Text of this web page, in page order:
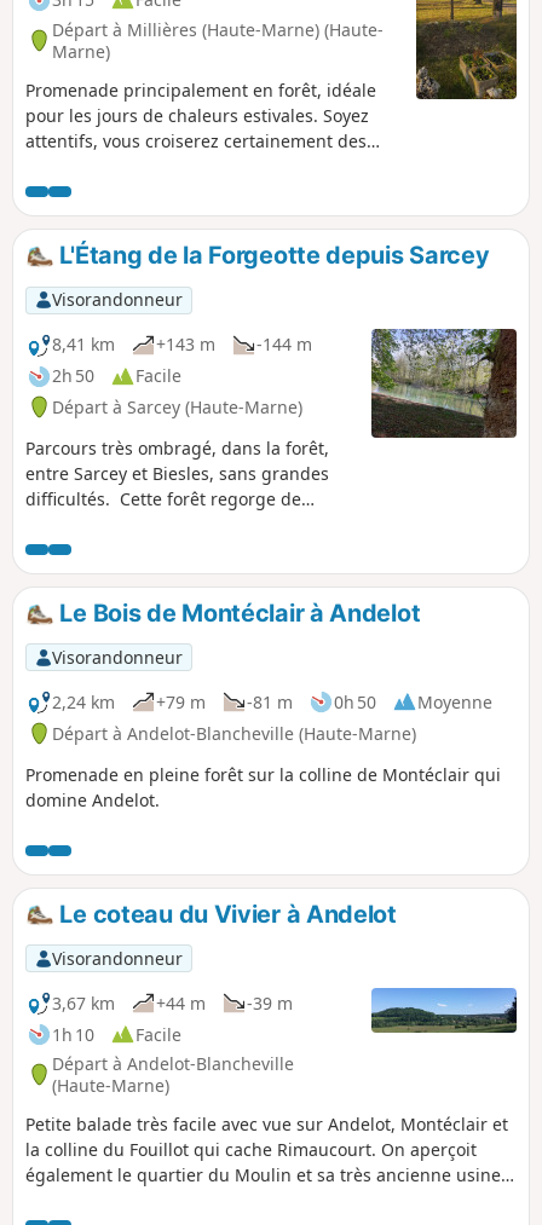
Départ à Millières (Haute-Marne) (Haute-
Marne)
Promenade principalement en forêt, idéale
pour les jours de chaleurs estivales. Soyez
attentifs, vous croiserez certainement des
L'Étang de la Forgeotte depuis Sarcey
Visorandonneur
8,41 km
+143 m
-144 m
2h 50
Facile
Départ à Sarcey (Haute-Marne)
Parcours très ombragé, dans la forêt,
entre Sarcey et Biesles, sans grandes
difficultés. Cette forêt regorge de
sangliers, biches, chevreuils et renards.
Ce circuit ne comporte aucun balisage.
Le Bois de Montéclair à Andelot
Visorandonneur
2,24 km
+79 m -81 m 0h 50
Moyenne
Départ à Andelot-Blancheville (Haute-Marne)
Promenade en pleine forêt sur la colline de Montéclair qui
domine Andelot.
Le coteau du Vivier à Andelot
Visorandonneur
3,67 km
+44 m
-39 m
1h 10
Facile
Départ à Andelot-Blancheville
(Haute-Marne)
Petite balade très facile avec vue sur Andelot, Montéclair et
la colline du Fouillot qui cache Rimaucourt. On aperçoit
également le quartier du Moulin et sa très ancienne usine,